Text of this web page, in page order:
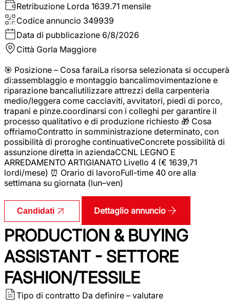
Retribuzione Lorda 1639.71 mensile
Codice annuncio 349939
Data di pubblicazione 6/8/2026
Città Gorla Maggiore
🎯 Posizione – Cosa faraiLa risorsa selezionata si occuperà
di:assemblaggio e montaggio bancalimovimentazione e
riparazione bancaliutilizzare attrezzi della carpenteria
medio/leggera come cacciaviti, avvitatori, piedi di porco,
trapani e pinze.coordinarsi con i colleghi per garantire il
processo qualitativo e di produzione richiesto 🎁 Cosa
offriamoContratto in somministrazione determinato, con
possibilità di proroghe continuativeConcrete possibilità di
assunzione diretta in aziendaCCNL LEGNO E
ARREDAMENTO ARTIGIANATO Livello 4 (€ 1639,71
lordi/mese) ⏰ Orario di lavoroFull-time 40 ore alla
settimana su giornata (lun–ven)
Candidati Dettaglio annuncio
PRODUCTION & BUYING
ASSISTANT - SETTORE
FASHION/TESSILE
Tipo di contratto Da definire – valutare